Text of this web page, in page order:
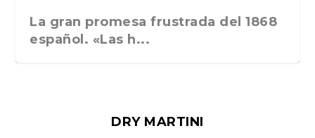
La gran promesa frustrada del 1868
español. «Las h...
DRY MARTINI